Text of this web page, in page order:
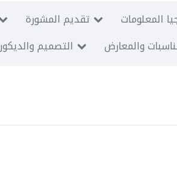
تقديم المشورة
المعلومات
التصميم والديكور والمعارض